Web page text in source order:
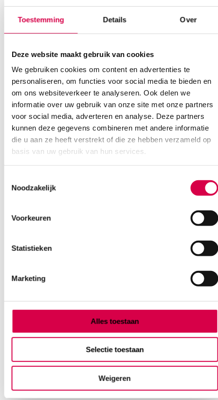
Toestemming Details Over
Deze website maakt gebruik van cookies
We gebruiken cookies om content en advertenties te
personaliseren, om functies voor social media te bieden en
om ons websiteverkeer te analyseren. Ook delen we
informatie over uw gebruik van onze site met onze partners
voor social media, adverteren en analyse. Deze partners
kunnen deze gegevens combineren met andere informatie
die u aan ze heeft verstrekt of die ze hebben verzameld op
basis van uw gebruik van hun services.
Noodzakelijk
Voorkeuren
Statistieken
Marketing
Alles toestaan
Selectie toestaan
Weigeren
Bel Anca
Ook interessant
Mediware Clip Cap muts, wit (100)
100 stuks, wit, onsteriel
Direct leverbaar 8.68